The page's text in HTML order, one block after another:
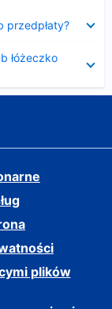
przedpłaty?
łóżeczko
plików